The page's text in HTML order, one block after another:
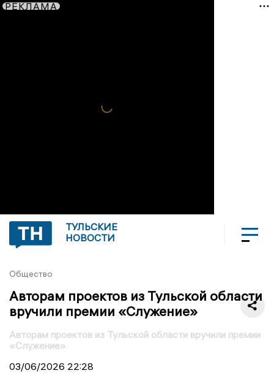
РЕКЛАМА
ТУЛЬСКИЕ
НОВОСТИ
Общество
Авторам проектов из Тульской области
вручили премии «Служение»
Авторам проектов из Тульской области вручили премии
«Служение»
03/06/2026 22:28